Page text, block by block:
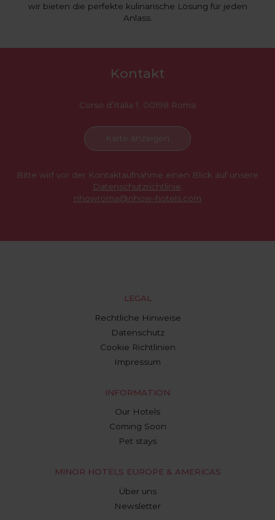
wir bieten die perfekte kulinarische Lösung für jeden
Anlass.
Kontakt
Corso d’Italia 1, 00198 Roma
Karte anzeigen
Bitte wirf vor der Kontaktaufnahme einen Blick auf unsere
Datenschutzrichtlinie
nhowroma@nhow-hotels.com
LEGAL
Rechtliche Hinweise
Datenschutz
Cookie Richtlinien
Impressum
INFORMATION
Our Hotels
Coming Soon
Pet stays
MINOR HOTELS EUROPE & AMERICAS
Über uns
Newsletter